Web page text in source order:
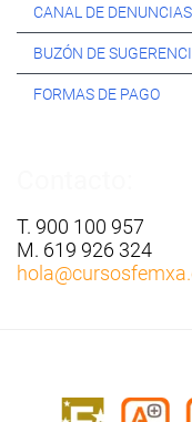
CANAL DE DENUNCIAS
BUZÓN DE
FORMAS DE PAGO
T. 900 100 957
M. 619 926 324
hola